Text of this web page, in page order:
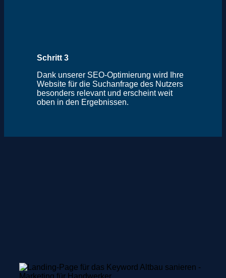
Schritt 3
Dank unserer SEO-Optimierung wird Ihre
Website für die Suchanfrage des Nutzers
besonders relevant und erscheint weit
oben in den Ergebnissen.